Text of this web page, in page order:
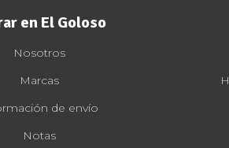
en El Goloso
Nosotros
Marcas
de envío
Notas